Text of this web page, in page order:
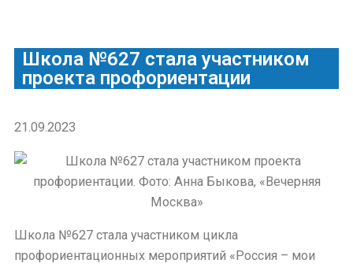
Школа №627 стала участником
проекта профориентации
21.09.2023
Школа №627 стала участником цикла
профориентационных мероприятий «Россия – мои